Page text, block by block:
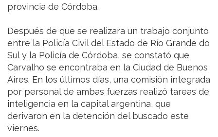
provincia de Córdoba.
Después de que se realizara un trabajo conjunto
entre la Policía Civil del Estado de Río Grande do
Sul y la Policía de Córdoba, se constató que
Carvalho se encontraba en la Ciudad de Buenos
Aires. En los últimos días, una comisión integrada
por personal de ambas fuerzas realizó tareas de
inteligencia en la capital argentina, que
derivaron en la detención del buscado este
viernes.